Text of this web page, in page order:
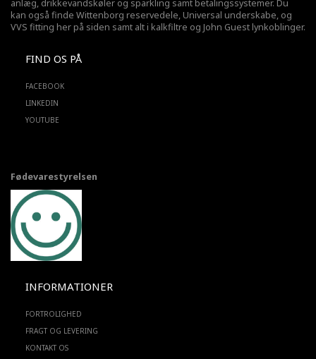
anlæg, drikkevandskøler og sparkling samt betalingssystemer. Du
kan også finde Wittenborg reservedele, Universal underskabe, og
VVS fitting her på siden samt alt i kalkfiltre og John Guest lynkoblinger.
FIND OS PÅ
FACEBOOK
LINKEDIN
YOUTUBE
Fødevarestyrelsen
INFORMATIONER
FORTROLIGHED
FRAGT OG LEVERING
KONTAKT OS